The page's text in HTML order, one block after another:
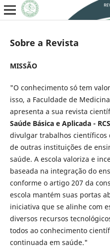
Sobre a Revista
MISSÃO
"O conhecimento só tem
isso, a Faculdade de
apresenta a sua revista
Saúde Básica e Aplicada -
divulgar trabalhos científicos
de outras instituições de
saúde. A escola valoriza e
baseada na integração do
conforme o artigo 207 da
escola mantém suas portas
iniciativa que se alinhe com
diversos recursos
todos ao conhecimento
continuada em saúde."